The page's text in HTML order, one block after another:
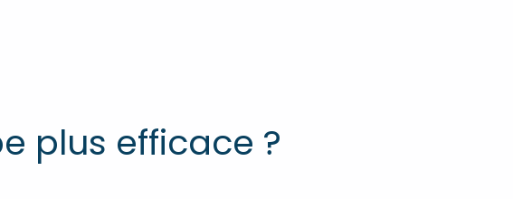
plus efficace ?